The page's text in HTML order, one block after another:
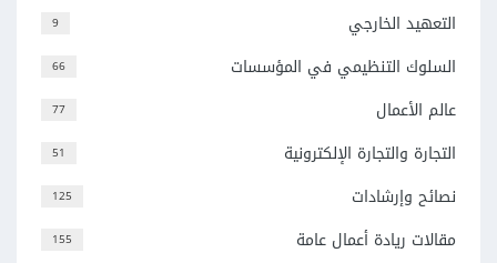
9 التعهيد الخارجي
66 السلوك التنظيمي في المؤسسات
77 عالم الأعمال
51 التجارة والتجارة الإلكترونية
125 نصائح وإرشادات
155
مقالات ريادة أعمال عامة